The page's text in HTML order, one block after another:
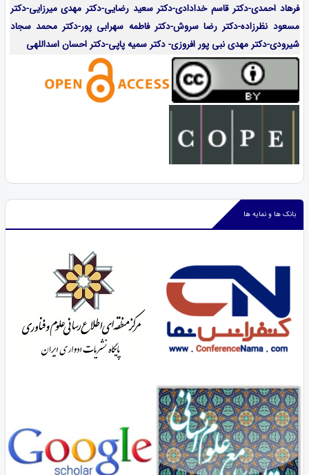
فرهاد احمدی-دکتر قاسم خدادادی-دکتر سعید رضایی-دکتر مهدی میرزایی-دکتر
مسعود نظرزاده-دکتر رضا سروش-دکتر فاطمه سهرابی پور-دکتر محمد سجاد
شیرودی-دکتر مهدی نبی پور افروزی- دکتر سمیه پاپی-دکتر احسان اسداللهی
بانک ها و نمایه ها